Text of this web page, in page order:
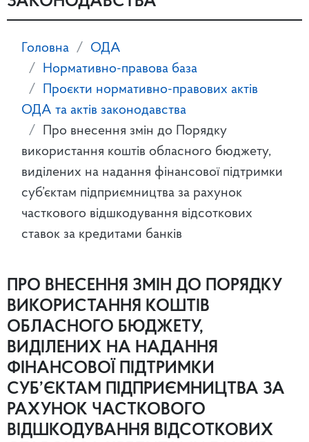
Головна
ОДА
Нормативно-правова база
Проєкти нормативно-правових актів
ОДА та актів законодавства
Про внесення змін до Порядку
використання коштів обласного бюджету,
виділених на надання фінансової підтримки
суб’єктам підприємництва за рахунок
часткового відшкодування відсоткових
ставок за кредитами банків
ПРО ВНЕСЕННЯ ЗМІН ДО ПОРЯДКУ
ВИКОРИСТАННЯ КОШТІВ
ОБЛАСНОГО БЮДЖЕТУ,
ВИДІЛЕНИХ НА НАДАННЯ
ФІНАНСОВОЇ ПІДТРИМКИ
СУБ’ЄКТАМ ПІДПРИЄМНИЦТВА ЗА
РАХУНОК ЧАСТКОВОГО
ВІДШКОДУВАННЯ ВІДСОТКОВИХ